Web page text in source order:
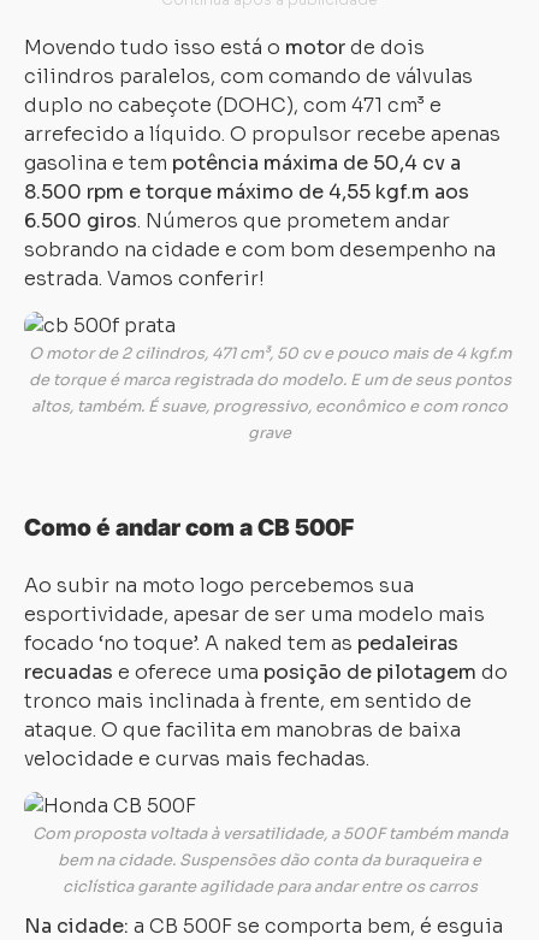
Movendo tudo isso está o motorde dois
cilindros paralelos, com comando de válvulas
duplo no cabeçote (DOHC), com 471 cm³ e
arrefecido a líquido. O propulsor recebe apenas
gasolina e tem potência máxima de 50,4 cv a
8.500 rpm e torque máximo de 4,55 kgf.m aos
6.500 giros. Números que prometem andar
sobrando na cidade e com bom desempenho na
estrada. Vamos conferir!
O motor de 2 cilindros, 471 cm³, 50 cv e pouco mais de 4 kgf.m
de torque é marca registrada do modelo. E um de seus pontos
altos, também. É suave, progressivo, econômico e com ronco
grave
Como é andar com a CB 500F
Ao subir na moto logo percebemos sua
esportividade, apesar de ser uma modelo mais
focado ‘no toque’. A naked tem as pedaleiras
recuadas e oferece uma posição de pilotagem do
tronco mais inclinada à frente, em sentido de
ataque. O que facilita em manobras de baixa
velocidade e curvas mais fechadas.
Com proposta voltada à versatilidade, a 500F também manda
bem na cidade. Suspensões dão conta da buraqueira e
ciclística garante agilidade para andar entre os carros
Na cidade: a CB 500F se comporta bem, é esguia